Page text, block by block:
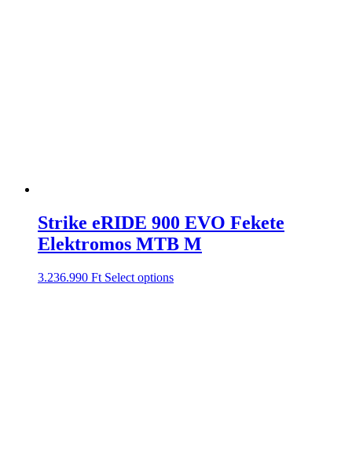
Strike eRIDE 900 EVO Fekete
Elektromos MTB M
3.236.990 Ft Select options